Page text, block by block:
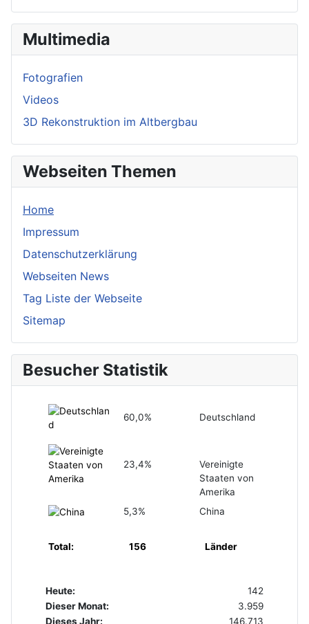
Multimedia
Fotografien
Videos
3D Rekonstruktion im Altbergbau
Webseiten Themen
Home
Impressum
Datenschutzerklärung
Webseiten News
Tag Liste der Webseite
Sitemap
Besucher Statistik
60,0% Deutschland
23,4%
Vereinigte
Staaten von
Amerika
5,3%
China
Total: 156 Länder
Heute:
142
Dieser Monat:
3.959
Dieses Jahr:
146.713